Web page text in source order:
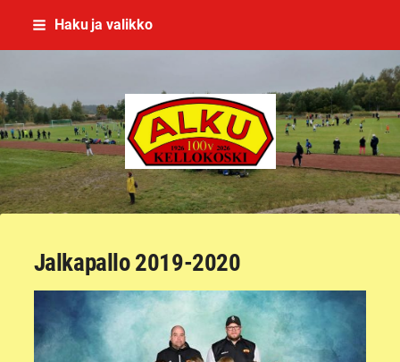
Siirry
Haku ja valikko
Kellokosken Alku ry
Jalkapallo 2019-2020